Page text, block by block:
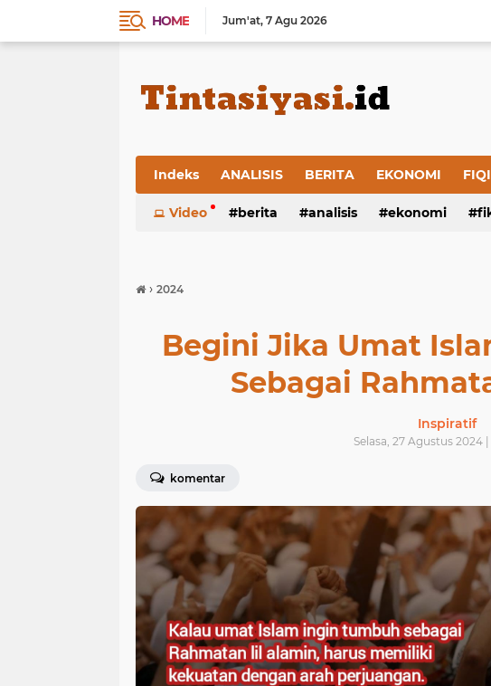
HOME Jum'at 7 Agu 2026
Indeks ANALISIS BERITA EKONOMI
Video berita analisis ekonomi
› 2024
Begini Jika Umat
Sebagai
Inspiratif
Selasa, 27 Agustus 2024 |
komentar